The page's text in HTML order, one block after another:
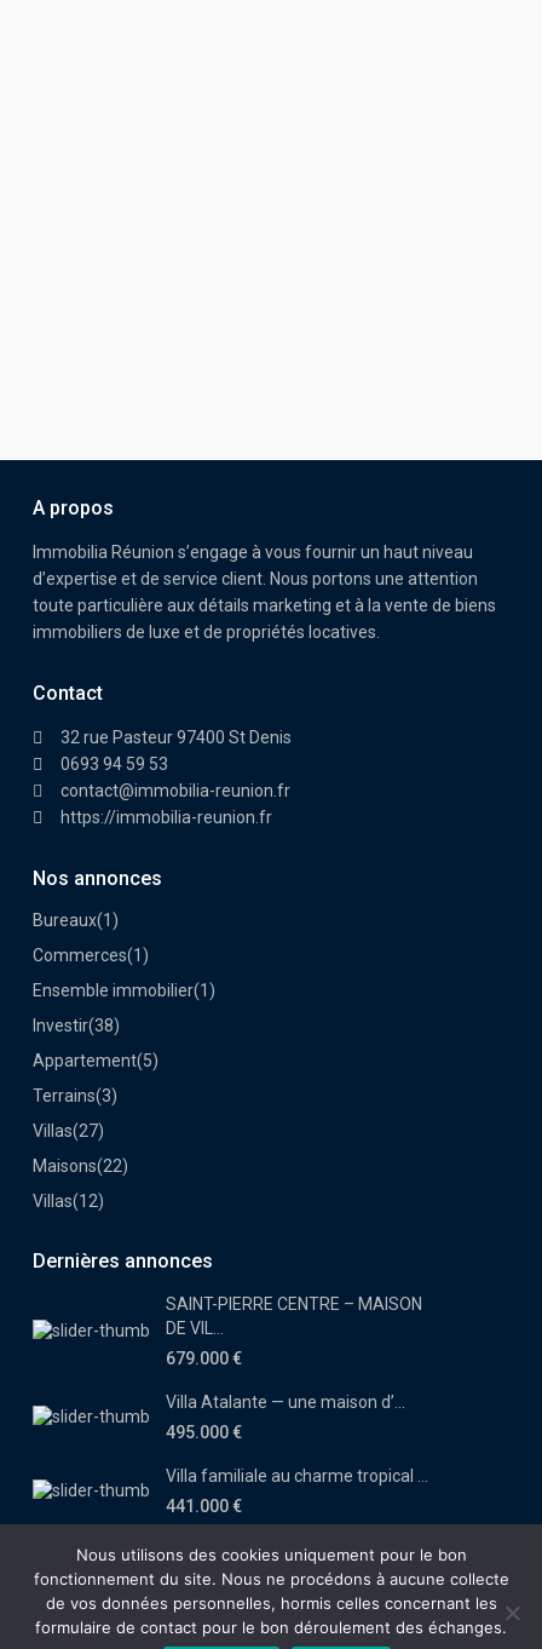
A propos
Immobilia Réunion s’engage à vous fournir un haut niveau
d’expertise et de service client. Nous portons une attention
toute particulière aux détails marketing et à la vente de biens
immobiliers de luxe et de propriétés locatives.
Contact
32 rue Pasteur 97400 St Denis
0693 94 59 53
contact@immobilia-reunion.fr
https://immobilia-reunion.fr
Nos annonces
Bureaux(1)
Commerces(1)
Ensemble immobilier(1)
Investir(38)
Appartement(5)
Terrains(3)
Villas(27)
Maisons(22)
Villas(12)
Dernières annonces
SAINT-PIERRE CENTRE – MAISON
DE VIL...
679.000 €
Villa Atalante — une maison d’...
495.000 €
Villa familiale au charme tropical ...
441.000 €
Copyright Immobilia-Réunion 2019
RecrutementMentions LégalesPolitique de
Nous utilisons des cookies uniquement pour le bon
fonctionnement du site. Nous ne procédons à aucune collecte
de vos données personnelles, hormis celles concernant les
formulaire de contact pour le bon déroulement des échanges.